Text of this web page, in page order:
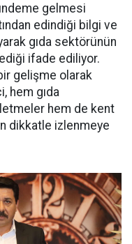
gelmesi
edindiği bilgi ve
gıda sektörünün
ifade ediliyor.
gelişme olarak
hem gıda
hem de kent
dikkatle izlenmeye